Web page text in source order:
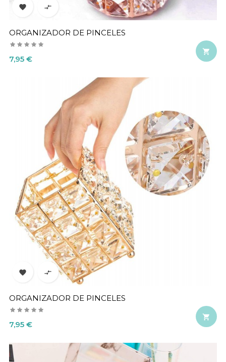
 
ORGANIZADOR DE PINCELES
Precio
7,95 €

 
ORGANIZADOR DE PINCELES
Precio
7,95 €
